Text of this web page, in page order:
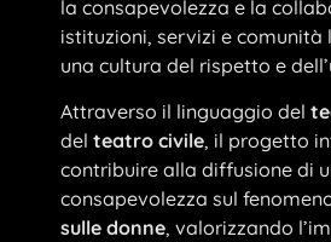
la consapevolezza e la
istituzioni, servizi e comunità
una cultura del rispetto e
Attraverso il linguaggio del
del teatro civile, il progetto
contribuire alla diffusione di
consapevolezza sul
sulle donne, valorizzando